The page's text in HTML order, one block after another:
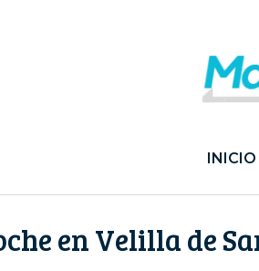
INICIO
en Velilla de